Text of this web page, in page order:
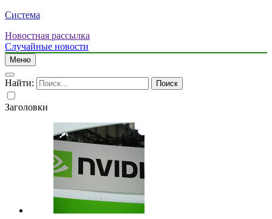
Система
Новостная рассылка
Случайные новости
Меню
Найти:
Заголовки